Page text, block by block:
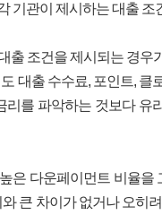
기관이 제시하는 대출
조건을 제시되는 경우
대출 수수료, 포인트, 클
를 파악하는 것보다 유
은 다운페이먼트 비율을
큰 차이가 없거나 오히